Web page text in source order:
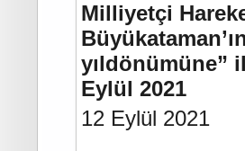
Milliyetçi
yıldönümüne”
Eylül 2021
12 Eylül 2021